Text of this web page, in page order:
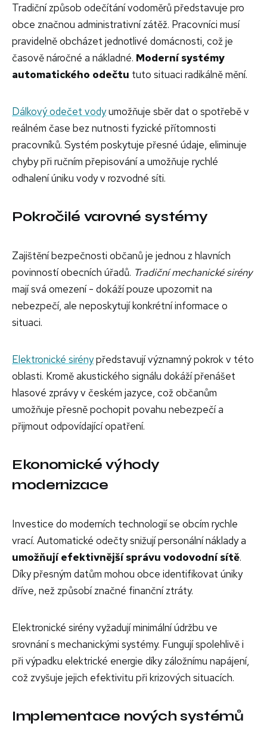
Tradiční způsob odečítání vodoměrů představuje pro
obce značnou administrativní zátěž. Pracovníci musí
pravidelně obcházet jednotlivé domácnosti, což je
časově náročné a nákladné. Moderní systémy
automatického odečtu tuto situaci radikálně mění.
Dálkový odečet vodyumožňuje sběr dat o spotřebě v
reálném čase bez nutnosti fyzické přítomnosti
pracovníků. Systém poskytuje přesné údaje, eliminuje
chyby při ručním přepisování a umožňuje rychlé
odhalení úniku vody v rozvodné síti.
Pokročilé varovné systémy
Zajištění bezpečnosti občanů je jednou z hlavních
povinností obecních úřadů. Tradiční mechanické sirény
mají svá omezení - dokáží pouze upozornit na
nebezpečí, ale neposkytují konkrétní informace o
situaci.
Elektronické sirénypředstavují významný pokrok v této
oblasti. Kromě akustického signálu dokáží přenášet
hlasové zprávy v českém jazyce, což občanům
umožňuje přesně pochopit povahu nebezpečí a
přijmout odpovídající opatření.
Ekonomické výhody
modernizace
Investice do moderních technologií se obcím rychle
vrací. Automatické odečty snižují personální náklady a
umožňují efektivnější správu vodovodní sítě.
Díky přesným datům mohou obce identifikovat úniky
dříve, než způsobí značné finanční ztráty.
Elektronické sirény vyžadují minimální údržbu ve
srovnání s mechanickými systémy. Fungují spolehlivě i
při výpadku elektrické energie díky záložnímu napájení,
což zvyšuje jejich efektivitu při krizových situacích.
Implementace nových systémů